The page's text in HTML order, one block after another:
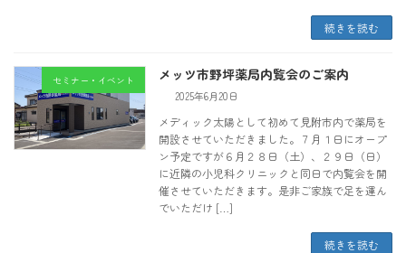
続きを読む
セミナー・イベント メッツ市野坪薬局内覧会のご案内
2025年6月20日
メディック太陽として初めて見附市内で薬局を
開設させていただきました。７月１日にオープ
ン予定ですが６月２８日（土）、２９日（日）
に近隣の小児科クリニックと同日で内覧会を開
催させていただきます。是非ご家族で足を運ん
でいただけ […]
続きを読む